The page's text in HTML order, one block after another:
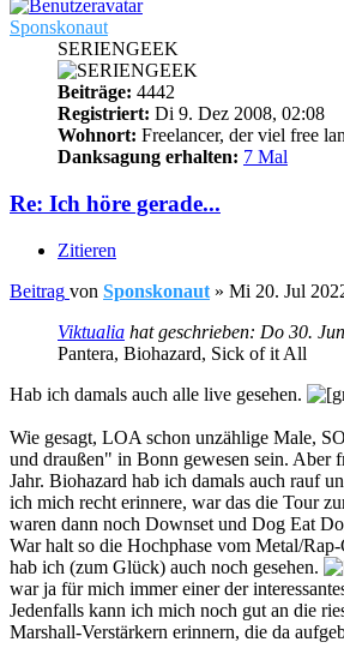
Sponskonaut
SERIENGEEK
Beiträge: 4442
Registriert: Di 9. Dez 2008, 02:08
Wohnort: Freelancer, der viel free
Danksagung erhalten: 7 Mal
Re: Ich höre gerade...
Zitieren
Beitrag von Sponskonaut » Mi 20. Jul
Viktualia hat geschrieben: Do 30.
Pantera, Biohazard, Sick of it All
Hab ich damals auch alle live gesehen.
Wie gesagt, LOA schon unzählige Male,
und draußen" in Bonn gewesen sein. Aber
Jahr. Biohazard hab ich damals auch rauf
ich mich recht erinnere, war das die Tour
waren dann noch Downset und Dog Eat
War halt so die Hochphase vom Metal/
hab ich (zum Glück) auch noch gesehen.
war ja für mich immer einer der
Jedenfalls kann ich mich noch gut an die
Marshall-Verstärkern erinnern, die da